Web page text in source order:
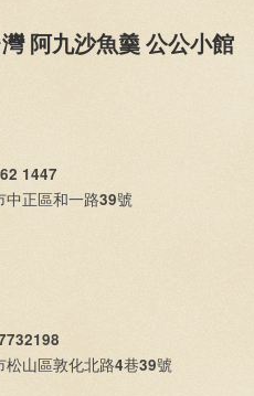
阿九沙魚羹 公公小館
1447
中正區和一路39號
松山區敦化北路4巷39號